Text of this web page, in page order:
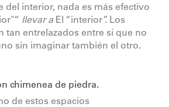
del interior, nada es más efectivo
llevar a El “interior”. Los
tan entrelazados entre sí que no
sin imaginar también el otro.
de estos espacios